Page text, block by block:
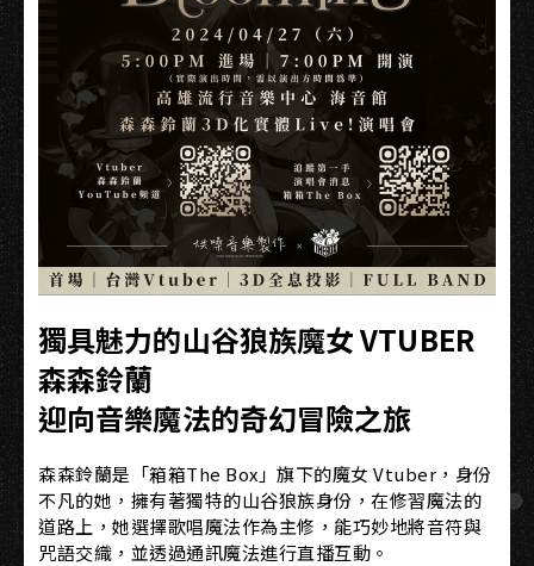
獨具魅力的山谷狼族魔女 VTUBER
森森鈴蘭
迎向音樂魔法的奇幻冒險之旅
森森鈴蘭是「箱箱The Box」旗下的魔女 Vtuber，身份
不凡的她，擁有著獨特的山谷狼族身份，在修習魔法的
道路上，她選擇歌唱魔法作為主修，能巧妙地將音符與
咒語交織，並透過通訊魔法進行直播互動。